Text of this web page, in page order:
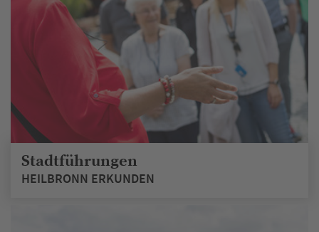
Stadtführungen
HEILBRONN ERKUNDEN